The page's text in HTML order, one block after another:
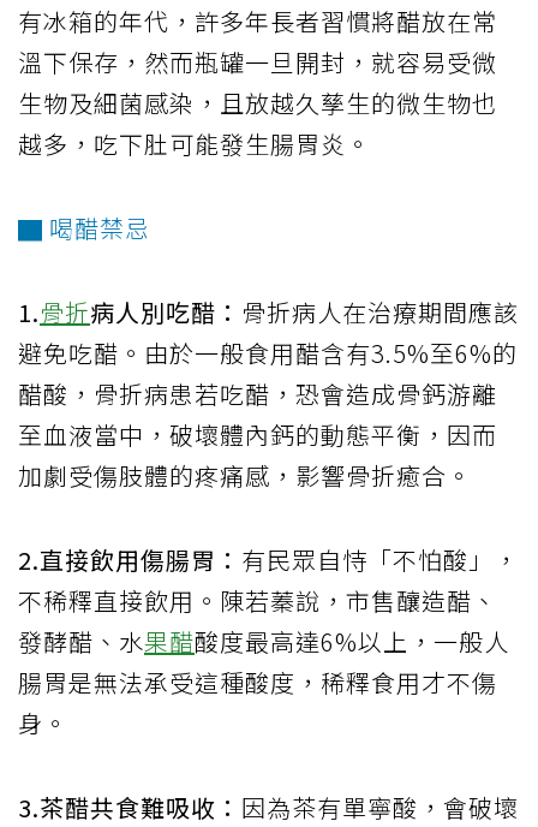
有冰箱的年代，許多年長者習慣將醋放在常
溫下保存，然而瓶罐一旦開封，就容易受微
生物及細菌感染，且放越久孳生的微生物也
越多，吃下肚可能發生腸胃炎。
▇ 喝醋禁忌
1.骨折病人別吃醋： 骨折病人在治療期間應該
避免吃醋。由於一般食用醋含有3.5%至6%的
醋酸，骨折病患若吃醋，恐會造成骨鈣游離
至血液當中，破壞體內鈣的動態平衡，因而
加劇受傷肢體的疼痛感，影響骨折癒合。
2.直接飲用傷腸胃： 有民眾自恃「不怕酸」，
不稀釋直接飲用。陳若蓁說，市售釀造醋、
發酵醋、水果醋酸度最高達6%以上，一般人
腸胃是無法承受這種酸度，稀釋食用才不傷
身。
3.茶醋共食難吸收： 因為茶有單寧酸，會破壞